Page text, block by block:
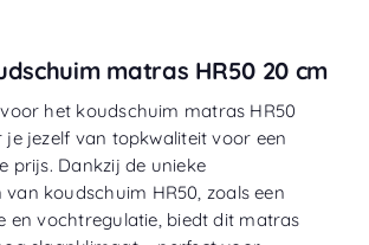
matras HR50 20 cm
het koudschuim matras HR50
je jezelf van topkwaliteit voor een
prijs. Dankzij de unieke
koudschuim HR50, zoals een
en vochtregulatie, biedt dit matras